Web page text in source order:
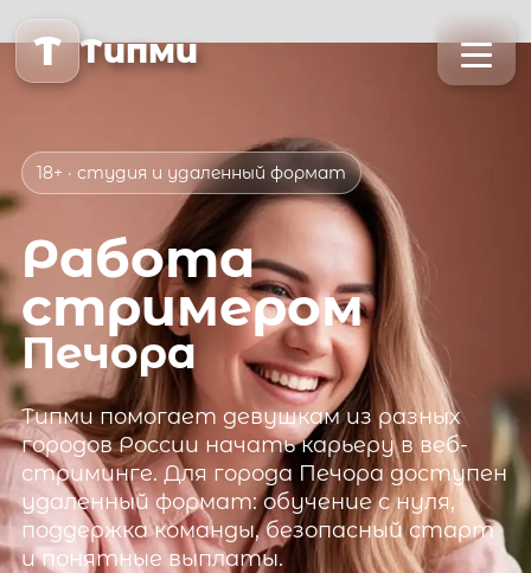
T Типми
18+ · студия и удаленный формат
Работа
стримером
Печора
Типмипомогает девушкам из разных
городов России начать карьеру в веб-
стриминге. Для города Печора доступен
удаленный формат: обучение с нуля,
поддержка команды, безопасный старт
и понятные выплаты.